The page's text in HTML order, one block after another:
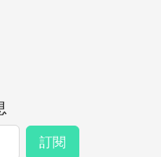
訂閱